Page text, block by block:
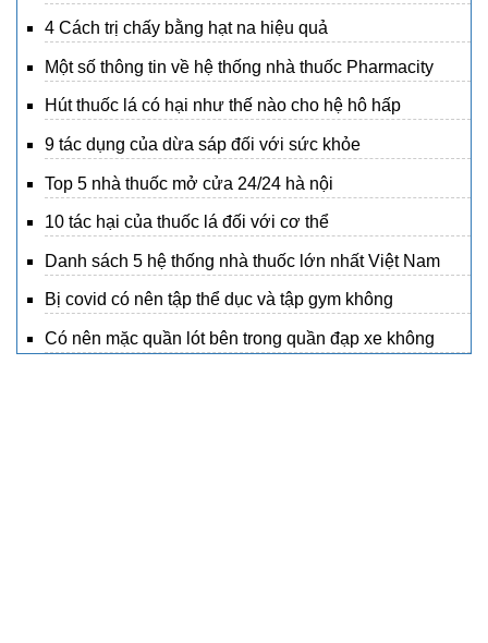
4 Cách trị chấy bằng hạt na hiệu quả
Một số thông tin về hệ thống nhà thuốc Pharmacity
Hút thuốc lá có hại như thế nào cho hệ hô hấp
9 tác dụng của dừa sáp đối với sức khỏe
Top 5 nhà thuốc mở cửa 24/24 hà nội
10 tác hại của thuốc lá đối với cơ thể
Danh sách 5 hệ thống nhà thuốc lớn nhất Việt Nam
Bị covid có nên tập thể dục và tập gym không
Có nên mặc quần lót bên trong quần đạp xe không